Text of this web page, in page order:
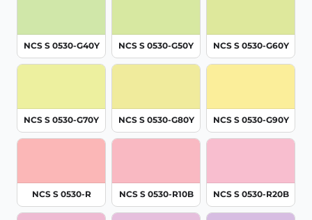
NCS S 0530-G40Y NCS S 0530-G50Y NCS S 0530-G60Y
NCS S 0530-G70Y NCS S 0530-G80Y NCS S 0530-G90Y
NCS S 0530-R NCS S 0530-R10B NCS S 0530-R20B